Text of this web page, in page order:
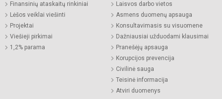
Finansinių ataskaitų rinkiniai
Lėšos veiklai viešinti
Projektai
Viešieji pirkimai
1,2% parama
Laisvos darbo vietos
Asmens duomenų apsauga
Konsultavimasis su visuomene
Dažniausiai užduodami klausimai
Pranešėjų apsauga
Korupcijos prevencija
Civilinė sauga
Teisinė informacija
Atviri duomenys